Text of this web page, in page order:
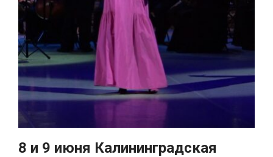
8 и 9 июня Калининградская